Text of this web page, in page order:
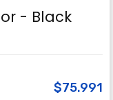
- Black
$75.991